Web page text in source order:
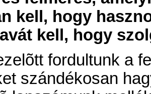
kell, hogy
kell, hogy
fordultunk a
szándékosan